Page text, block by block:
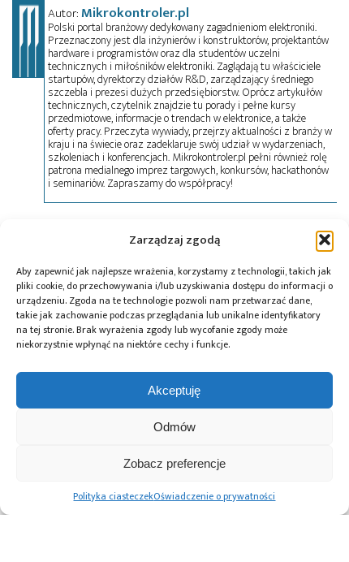
Zarządzaj zgodą
Aby zapewnić jak najlepsze wrażenia, korzystamy z technologii, takich jak
pliki cookie, do przechowywania i/lub uzyskiwania dostępu do informacji o
urządzeniu. Zgoda na te technologie pozwoli nam przetwarzać dane,
takie jak zachowanie podczas przeglądania lub unikalne identyfikatory
na tej stronie. Brak wyrażenia zgody lub wycofanie zgody może
niekorzystnie wpłynąć na niektóre cechy i funkcje.
Akceptuję
Odmów
Zobacz preferencje
Polityka ciasteczekOświadczenie o prywatności
Autor:Mikrokontroler.pl
Polski portal branżowy dedykowany zagadnieniom elektroniki.
Przeznaczony jest dla inżynierów i konstruktorów, projektantów
hardware i programistów oraz dla studentów uczelni
technicznych i miłośników elektroniki. Zaglądają tu właściciele
startupów, dyrektorzy działów R&D, zarządzający średniego
szczebla i prezesi dużych przedsiębiorstw. Oprócz artykułów
technicznych, czytelnik znajdzie tu porady i pełne kursy
przedmiotowe, informacje o trendach w elektronice, a także
oferty pracy. Przeczyta wywiady, przejrzy aktualności z branży w
kraju i na świecie oraz zadeklaruje swój udział w wydarzeniach,
szkoleniach i konferencjach. Mikrokontroler.pl pełni również rolę
patrona medialnego imprez targowych, konkursów, hackathonów
i seminariów. Zapraszamy do współpracy!
news,Siemens,SIMATIC
Przeczytaj również:
Global ElectronicsMicrochip i Micron
prezentują
pamięci masowej
PCIe® Gen 6 dla AI
oraz centrów
Farnell podejmuje
Edge AI